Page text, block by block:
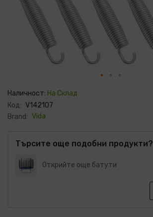
към
на
галерия
със
Наличност: На Склад
Код: V142107
Brand: Vida
Търсите още подобни продукти?
Открийте още батути